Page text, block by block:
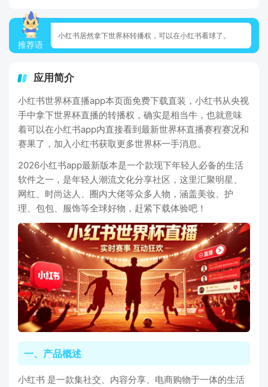
推荐语
小红书居然拿下世界杯转播权，可以在小红书看球了。
应用简介
小红书世界杯直播app本页面免费下载直装，小红书从央视
手中拿下世界杯直播的转播权，确实是相当牛，也就意味
着可以在小红书app内直接看到最新世界杯直播赛程赛况和
赛果了，加入小红书获取更多世界杯一手消息。
2026小红书app最新版本是一个款现下年轻人必备的生活
软件之一，是年轻人潮流文化分享社区，这里汇聚明星、
网红、时尚达人、圈内大佬等众多人物，涵盖美妆、护
理、包包、服饰等全球好物，赶紧下载体验吧！
一、产品概述
小红书 是一款集社交、内容分享、电商购物于一体的生活